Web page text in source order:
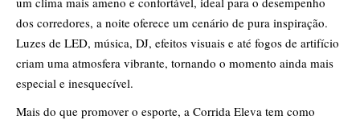
dos corredores, a noite oferece um cenário de pura inspiração.
Luzes de LED, música, DJ, efeitos visuais e até fogos de artifício
criam uma atmosfera vibrante, tornando o momento ainda mais
especial e inesquecível.
Mais do que promover o esporte, a Corrida Eleva tem como